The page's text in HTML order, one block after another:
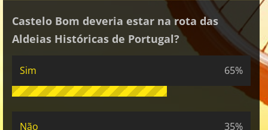
Castelo Bom deveria estar na rota das
Aldeias Históricas de Portugal?
Sim 65%
Não 35%